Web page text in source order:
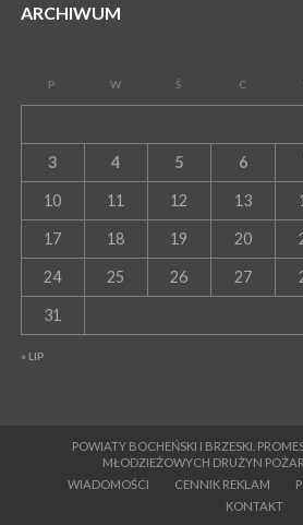
ARCHIWUM
P W Ś C
« LIP
3 4 5 6
10 11 12 13
17 18 19 20
24 25 26 27
31
POWIATY BOCHEŃSKI I BRZESKI.
MŁODZIEŻOWYCH DRUŻYN
WIADOMOŚCI
CENNIK REKLAM
KONTAKT